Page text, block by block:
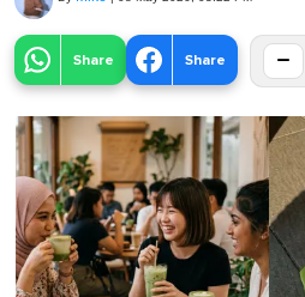
Share Share −